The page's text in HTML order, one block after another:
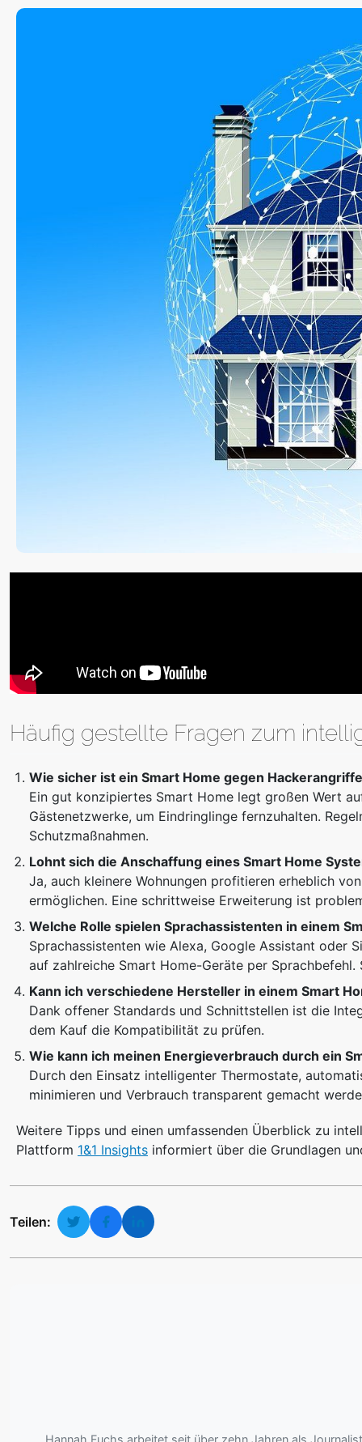
Häufig gestellte Fragen zum
Wie sicher ist ein Smart Home gegen
Ein gut konzipiertes Smart Home legt großen Wert
Gästenetzwerke, um Eindringlinge fernzuhalten.
Schutzmaßnahmen.
Lohnt sich die Anschaffung eines Smart Home
Ja, auch kleinere Wohnungen profitieren erheblich
ermöglichen. Eine schrittweise Erweiterung ist
Welche Rolle spielen Sprachassistenten in einem
Sprachassistenten wie Alexa, Google Assistant oder
auf zahlreiche Smart Home-Geräte per
Kann ich verschiedene Hersteller in einem Smart
Dank offener Standards und Schnittstellen ist die
dem Kauf die Kompatibilität zu prüfen.
Wie kann ich meinen Energieverbrauch durch ein
Durch den Einsatz intelligenter Thermostate,
minimieren und Verbrauch transparent gemacht
Weitere Tipps und einen umfassenden Überblick zu
Plattform 1&1 Insights informiert über die Grundlagen
Teilen: